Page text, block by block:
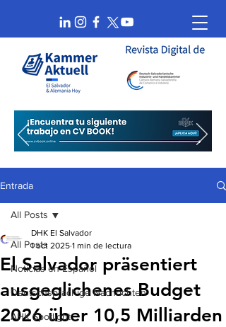
Entrada
All Posts
Noticias en Español
Deutschsprachige Nachrichten
AHK Spotlight
All Posts
El Salvador präsentiert
ausgeglichenes Budget
2026 über 10,5 Milliarden
DHK El Salvador
1 oct 2025 1 min de lectura